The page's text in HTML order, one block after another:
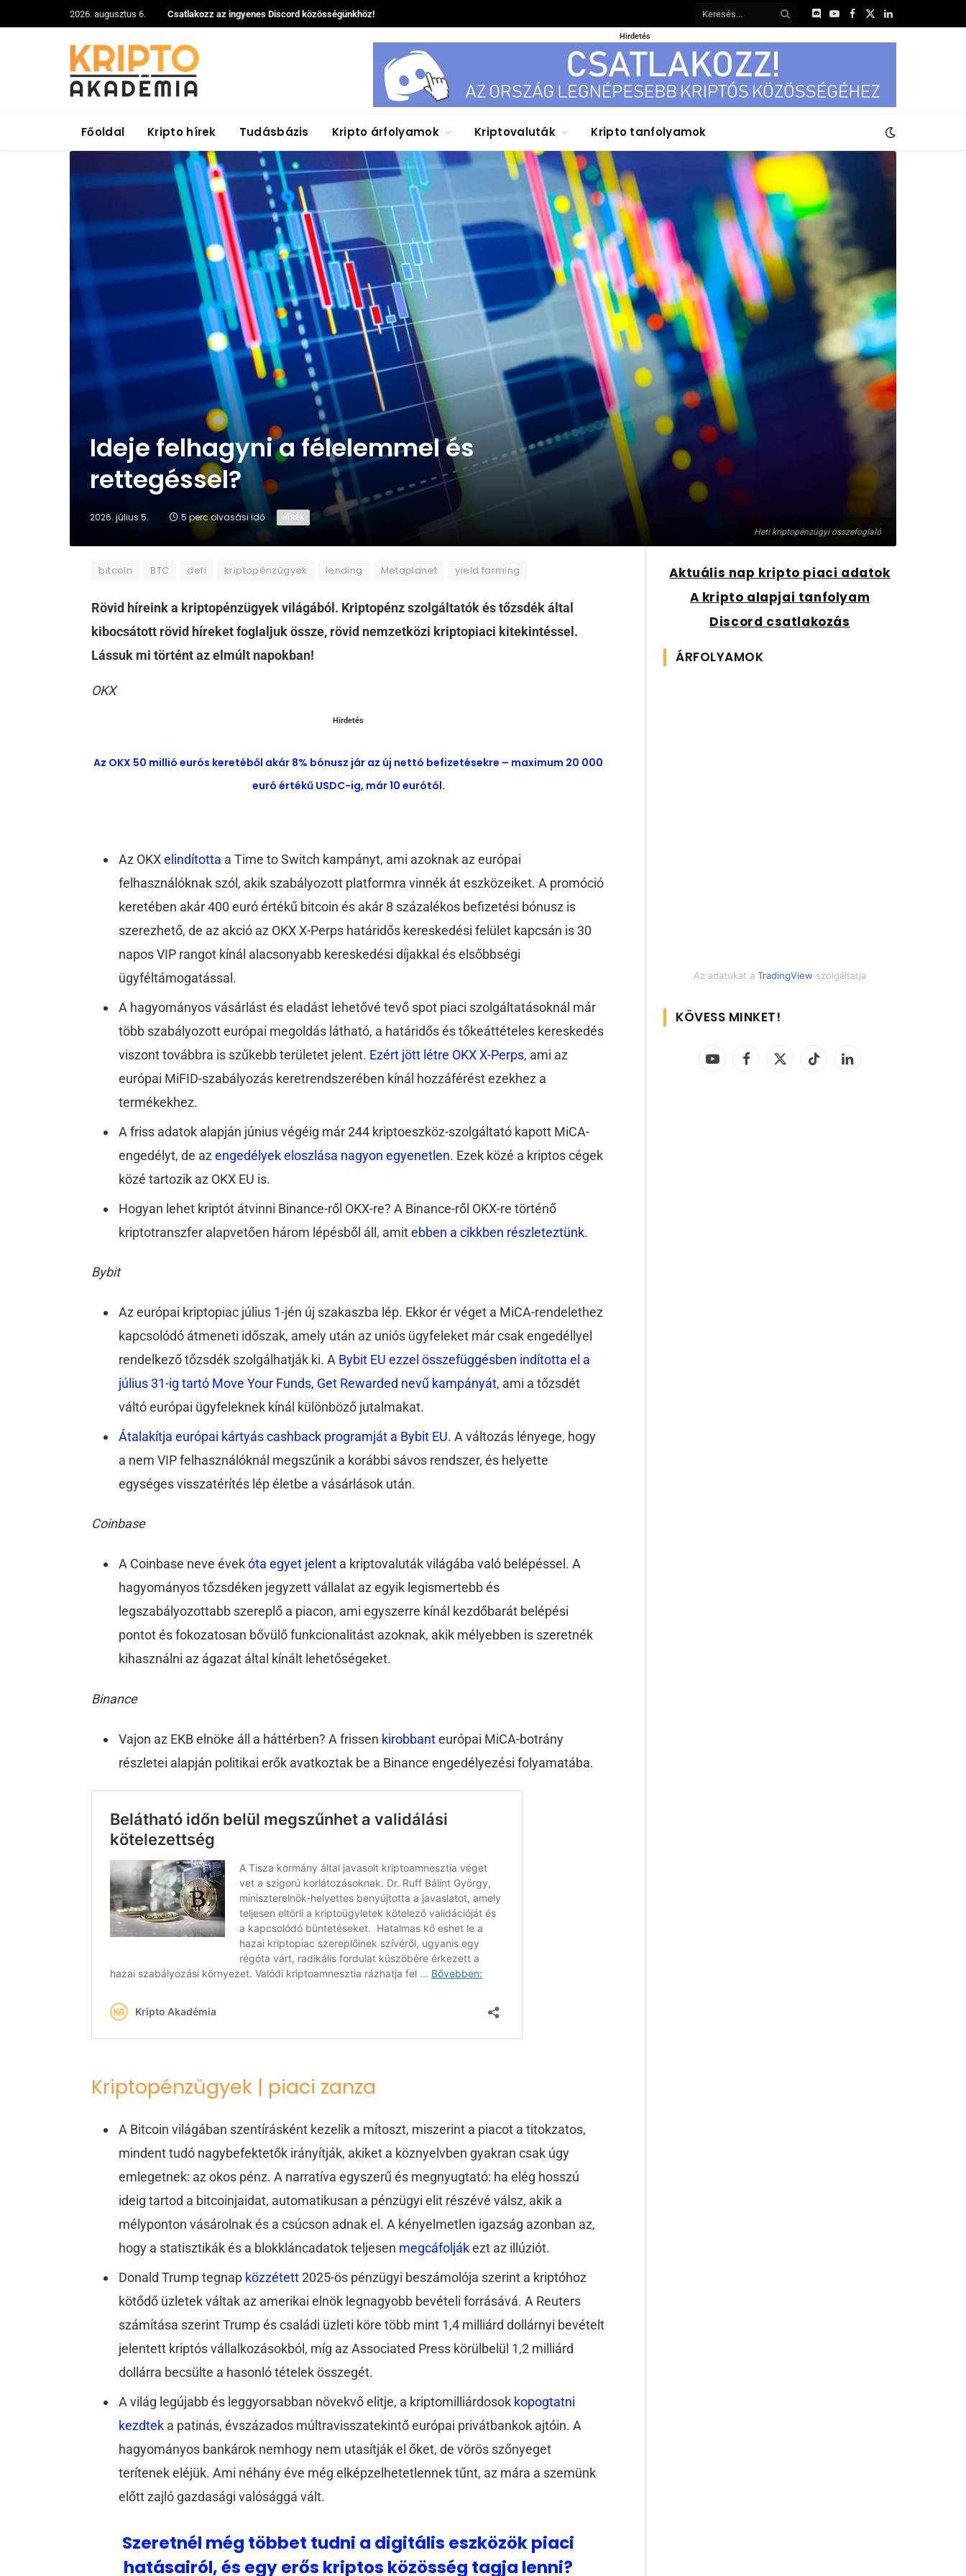
2026. augusztus 6. Csatlakozz az ingyenes Discord közösségünkhöz!
DiscordYouTube
Facebook
X
LinkedIn
Hirdetés
Főoldal Kripto hírek Tudásbázis Kripto árfolyamok Kriptovaluták Kripto tanfolyamok
Heti kriptopénzügyi összefoglaló
Ideje felhagyni a félelemmel és
rettegéssel?
2026. július 5. 5 perc olvasási idő HÍREK
bitcoin BTC defi kriptopénzügyek lending Metaplanet yield farming
Rövid híreink a kriptopénzügyek világából. Kriptopénz szolgáltatók és tőzsdék által
kibocsátott rövid híreket foglaljuk össze, rövid nemzetközi kriptopiaci kitekintéssel.
Lássuk mi történt az elmúlt napokban!
OKX
Hirdetés
Az OKX 50 millió eurós keretéből akár 8% bónusz jár az új nettó befizetésekre – maximum 20 000
euró értékű USDC-ig, már 10 eurótól.
Az OKXelindította a Time to Switch kampányt, ami azoknak az európai
felhasználóknak szól, akik szabályozott platformra vinnék át eszközeiket. A promóció
keretében akár 400 euró értékű bitcoin és akár 8 százalékos befizetési bónusz is
szerezhető, de az akció az OKX X-Perps határidős kereskedési felület kapcsán is 30
napos VIP rangot kínál alacsonyabb kereskedési díjakkal és elsőbbségi
ügyféltámogatással.
A hagyományos vásárlást és eladást lehetővé tevő spot piaci szolgáltatásoknál már
több szabályozott európai megoldás látható, a határidős és tőkeáttételes kereskedés
viszont továbbra is szűkebb területet jelent. Ezért jött létre OKX X-Perps, ami az
európai MiFID-szabályozás keretrendszerében kínál hozzáférést ezekhez a
termékekhez.
A friss adatok alapján június végéig már 244 kriptoeszköz-szolgáltató kapott MiCA-
engedélyt, de az engedélyek eloszlása nagyon egyenetlen. Ezek közé a kriptos cégek
közé tartozik az OKX EU is.
Hogyan lehet kriptót átvinni Binance-ről OKX-re? A Binance-ről OKX-re történő
kriptotranszfer alapvetően három lépésből áll, amitebben a cikkben részleteztünk.
Bybit
Az európai kriptopiac július 1-jén új szakaszba lép. Ekkor ér véget a MiCA-rendelethez
kapcsolódó átmeneti időszak, amely után az uniós ügyfeleket már csak engedéllyel
rendelkező tőzsdék szolgálhatják ki. A Bybit EU ezzel összefüggésben indította el a
július 31-ig tartó Move Your Funds, Get Rewarded nevű kampányát, ami a tőzsdét
váltó európai ügyfeleknek kínál különböző jutalmakat.
Átalakítja európai kártyás cashback programját a Bybit EU. A változás lényege, hogy
a nem VIP felhasználóknál megszűnik a korábbi sávos rendszer, és helyette
egységes visszatérítés lép életbe a vásárlások után.
Coinbase
A Coinbase neve évekóta egyet jelent a kriptovaluták világába való belépéssel. A
hagyományos tőzsdéken jegyzett vállalat az egyik legismertebb és
legszabályozottabb szereplő a piacon, ami egyszerre kínál kezdőbarát belépési
pontot és fokozatosan bővülő funkcionalitást azoknak, akik mélyebben is szeretnék
kihasználni az ágazat által kínált lehetőségeket.
Binance
Vajon az EKB elnöke áll a háttérben? A frissen kirobbanteurópai MiCA-botrány
részletei alapján politikai erők avatkoztak be a Binance engedélyezési folyamatába.
Kriptopénzügyek | piaci zanza
A Bitcoin világában szentírásként kezelik a mítoszt, miszerint a piacot a titokzatos,
mindent tudó nagybefektetők irányítják, akiket a köznyelvben gyakran csak úgy
emlegetnek: az okos pénz. A narratíva egyszerű és megnyugtató: ha elég hosszú
ideig tartod a bitcoinjaidat, automatikusan a pénzügyi elit részévé válsz, akik a
mélyponton vásárolnak és a csúcson adnak el. A kényelmetlen igazság azonban az,
hogy a statisztikák és a blokkláncadatok teljesen megcáfoljákezt az illúziót.
Donald Trump tegnap közzétett2025-ös pénzügyi beszámolója szerint a kriptóhoz
kötődő üzletek váltak az amerikai elnök legnagyobb bevételi forrásává. A Reuters
számítása szerint Trump és családi üzleti köre több mint 1,4 milliárd dollárnyi bevételt
jelentett kriptós vállalkozásokból, míg az Associated Press körülbelül 1,2 milliárd
dollárra becsülte a hasonló tételek összegét.
A világ legújabb és leggyorsabban növekvő elitje, a kriptomilliárdosok kopogtatni
kezdtek a patinás, évszázados múltravisszatekintő európai privátbankok ajtóin. A
hagyományos bankárok nemhogy nem utasítják el őket, de vörös szőnyeget
terítenek eléjük. Ami néhány éve még elképzelhetetlennek tűnt, az mára a szemünk
előtt zajló gazdasági valósággá vált.
Szeretnél még többet tudni a digitális eszközök piaci
hatásairól, és egy erős kriptos közösség tagja lenni?
Aktuális nap kripto piaci adatok
A kripto alapjai tanfolyam
Discord csatlakozás
ÁRFOLYAMOK
Az adatokat a TradingView szolgáltatja
KÖVESS MINKET!
YouTubeFacebook
X
TikTok LinkedIn